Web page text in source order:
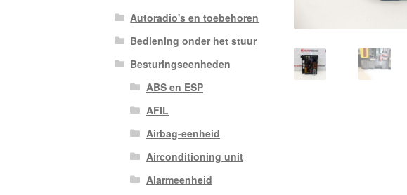
Autoradio's en toebehoren
Bediening onder het stuur
Besturingseenheden
ABS en ESP
AFIL
Airbag-eenheid
Airconditioning unit
Alarmeenheid